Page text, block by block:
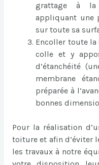
grattage à la
appliquant une
sur toute sa
Encoller toute
colle et y
d’étanchéité
membrane
préparée à
bonnes
Pour la réalisation
toiture et afin d’éviter
les travaux à notre